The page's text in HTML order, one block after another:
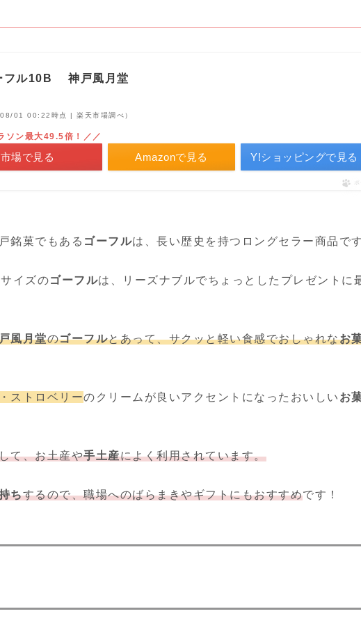
フル10B 神戸風月堂
01 00:22時点 | 楽天市場調べ）
Amazonで見る
ソン最大49.5倍！／／
場で見る Y!ショッピングで見る
銘菓でもある ゴーフルは、長い歴史を持つロングセラー商品です
イズのゴーフルは、リーズナブルでちょっとしたプレゼントに
風月堂のゴーフルとあって、サクッと軽い食感でおしゃれなお
ストロベリーのクリームが良いアクセントになったおいしい お
て、お土産や手土産によく利用されています。
ちするので、職場へのばらまきやギフトにもおすすめです！